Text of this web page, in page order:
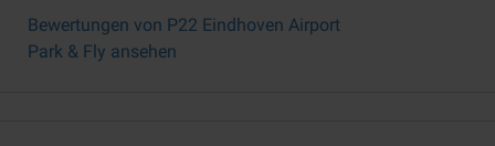
Bewertungen von P22 Eindhoven Airport
Park & Fly ansehen